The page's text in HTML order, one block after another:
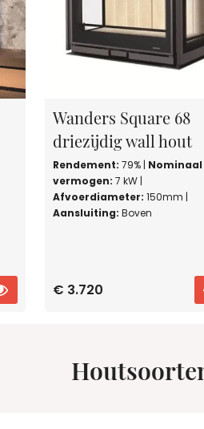
PRODUCT
Wanders Square 68
driezijdig wall hout
Rendement: 79% | Nominaal
vermogen: 7 kW |
Afvoerdiameter: 150mm |
Aansluiting: Boven
€ 3.720